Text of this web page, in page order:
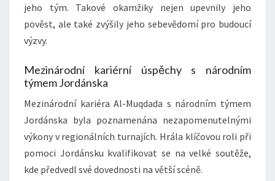
jeho tým. Takové okamžiky nejen upevnily jeho
pověst, ale také zvýšily jeho sebevědomí pro budoucí
výzvy.
Mezinárodní kariérní úspěchy s národním
týmem Jordánska
Mezinárodní kariéra Al-Muqdada s národním týmem
Jordánska byla poznamenána nezapomenutelnými
výkony v regionálních turnajích. Hrála klíčovou roli při
pomoci Jordánsku kvalifikovat se na velké soutěže,
kde předvedl své dovednosti na větší scéně.